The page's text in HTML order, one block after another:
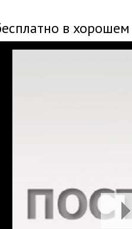
в хорошем